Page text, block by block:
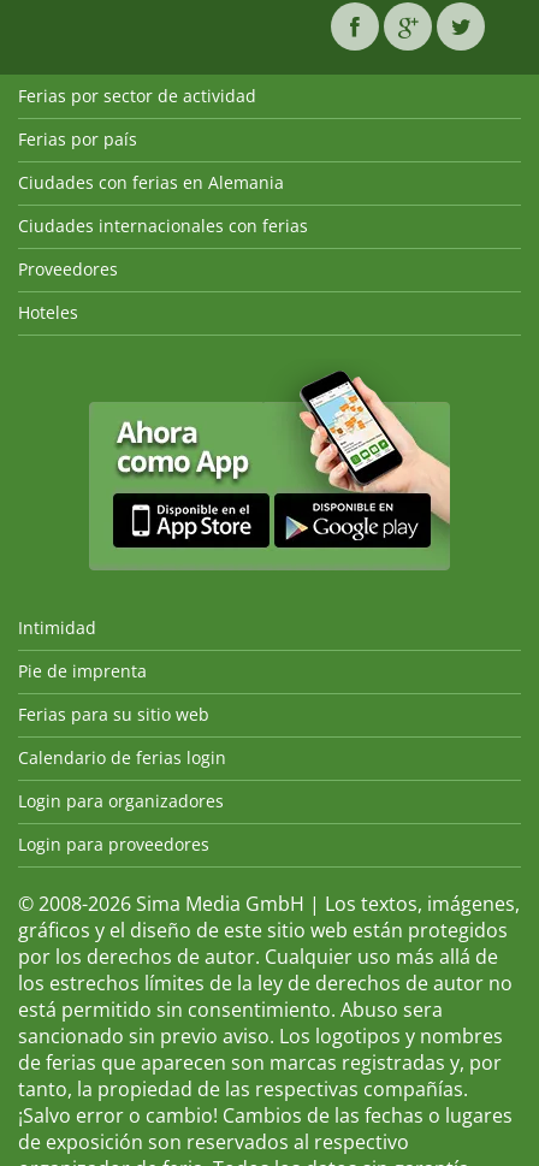
Ferias por sector de actividad
Ferias por país
Ciudades con ferias en Alemania
Ciudades internacionales con ferias
Proveedores
Hoteles
Intimidad
Pie de imprenta
Ferias para su sitio web
Calendario de ferias login
Login para organizadores
Login para proveedores
© 2008-2026 Sima Media GmbH | Los textos, imágenes,
gráficos y el diseño de este sitio web están protegidos
por los derechos de autor. Cualquier uso más allá de
los estrechos límites de la ley de derechos de autor no
está permitido sin consentimiento. Abuso sera
sancionado sin previo aviso. Los logotipos y nombres
de ferias que aparecen son marcas registradas y, por
tanto, la propiedad de las respectivas compañías.
¡Salvo error o cambio! Cambios de las fechas o lugares
de exposición son reservados al respectivo